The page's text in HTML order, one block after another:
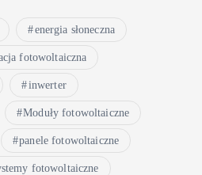
energia słoneczna
fotowoltaiczna
inwerter
Moduły fotowoltaiczne
panele fotowoltaiczne
fotowoltaiczne